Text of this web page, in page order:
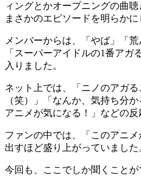
ィングとかオープニングの曲
まさかのエピソードを明らかに
メンバーからは、「やば」「
「スーパーアイドルの1番ア
入りました。
ネット上では、「ニノのアガ
（笑）」「なんか、気持ち分
アニメが気になる！」などの反
ファンの中では、「このアニ
出すほど盛り上がっていました
今回も、ここでしか聞くこと